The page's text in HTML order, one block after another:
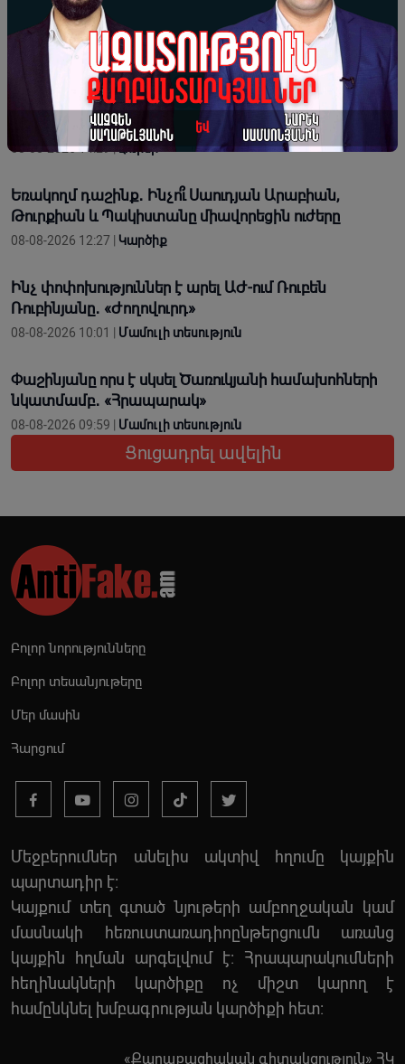
08-08-2026 14:30 |Կարծիք
Երևանի Կենտրոնում փոշու պարունակությունը գրեթե
ամբողջ շաբաթ գերազանցել է թույլատրելի
սահմանը
08-08-2026 14:29 | Լուրեր
Եռակողմ դաշինք․ Ինչո՞ւ Սաուդյան Արաբիան,
Թուրքիան և Պակիստանը միավորեցին ուժերը
08-08-2026 12:27 | Կարծիք
Ինչ փոփոխություններ է արել ԱԺ-ում Ռուբեն
Ռուբինյանը․ «Ժողովուրդ»
08-08-2026 10:01 | Մամուլի տեսություն
Փաշինյանը որս է սկսել Ծառուկյանի համախոհների
նկատմամբ․ «Հրապարակ»
08-08-2026 09:59 | Մամուլի տեսություն
Ցուցադրել ավելին
Բոլոր նորությունները
Բոլոր տեսանյութերը
Մեր մասին
Հարցում
Մեջբերումներ անելիս ակտիվ հղումը կայքին
պարտադիր է:
Կայքում տեղ գտած նյութերի ամբողջական կամ
մասնակի հեռուստառադիոընթերցումն առանց
կայքին հղման արգելվում է: Հրապարակումների
հեղինակների կարծիքը ոչ միշտ կարող է
համընկնել խմբագրության կարծիքի հետ:
«Քաղաքացիական գիտակցություն» ՀԿ